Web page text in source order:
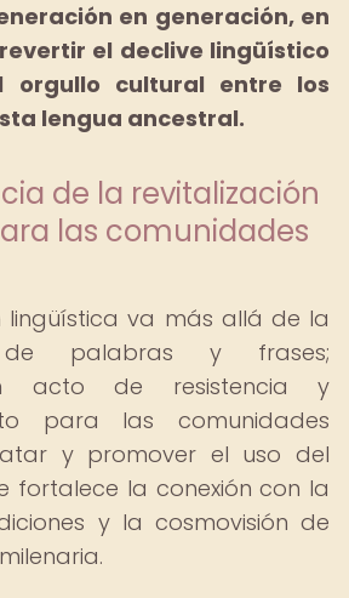
en generación, en
el declive lingüístico
orgullo cultural entre los
lengua ancestral.
de la revitalización
las comunidades
lingüística va más allá de la
de palabras y frases;
acto de resistencia y
para las comunidades
y promover el uso del
fortalece la conexión con la
y la cosmovisión de